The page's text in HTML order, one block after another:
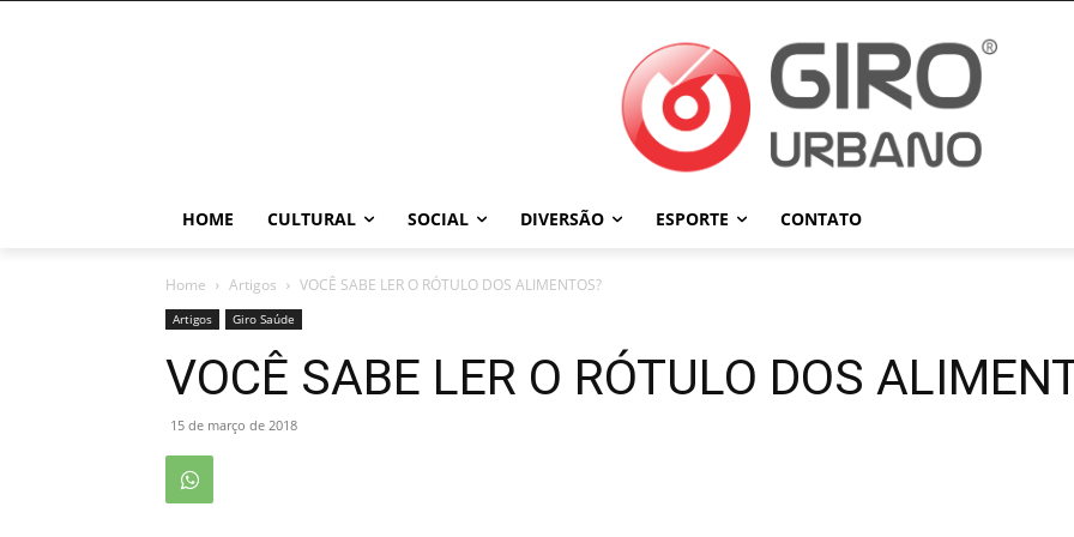
HOME CULTURAL SOCIAL DIVERSÃO ESPORTE CONTATO
Home Artigos VOCÊ SABE LER O RÓTULO DOS ALIMENTOS?
Artigos Giro Saúde
VOCÊ SABE LER O RÓTULO DOS
15 de março de 2018